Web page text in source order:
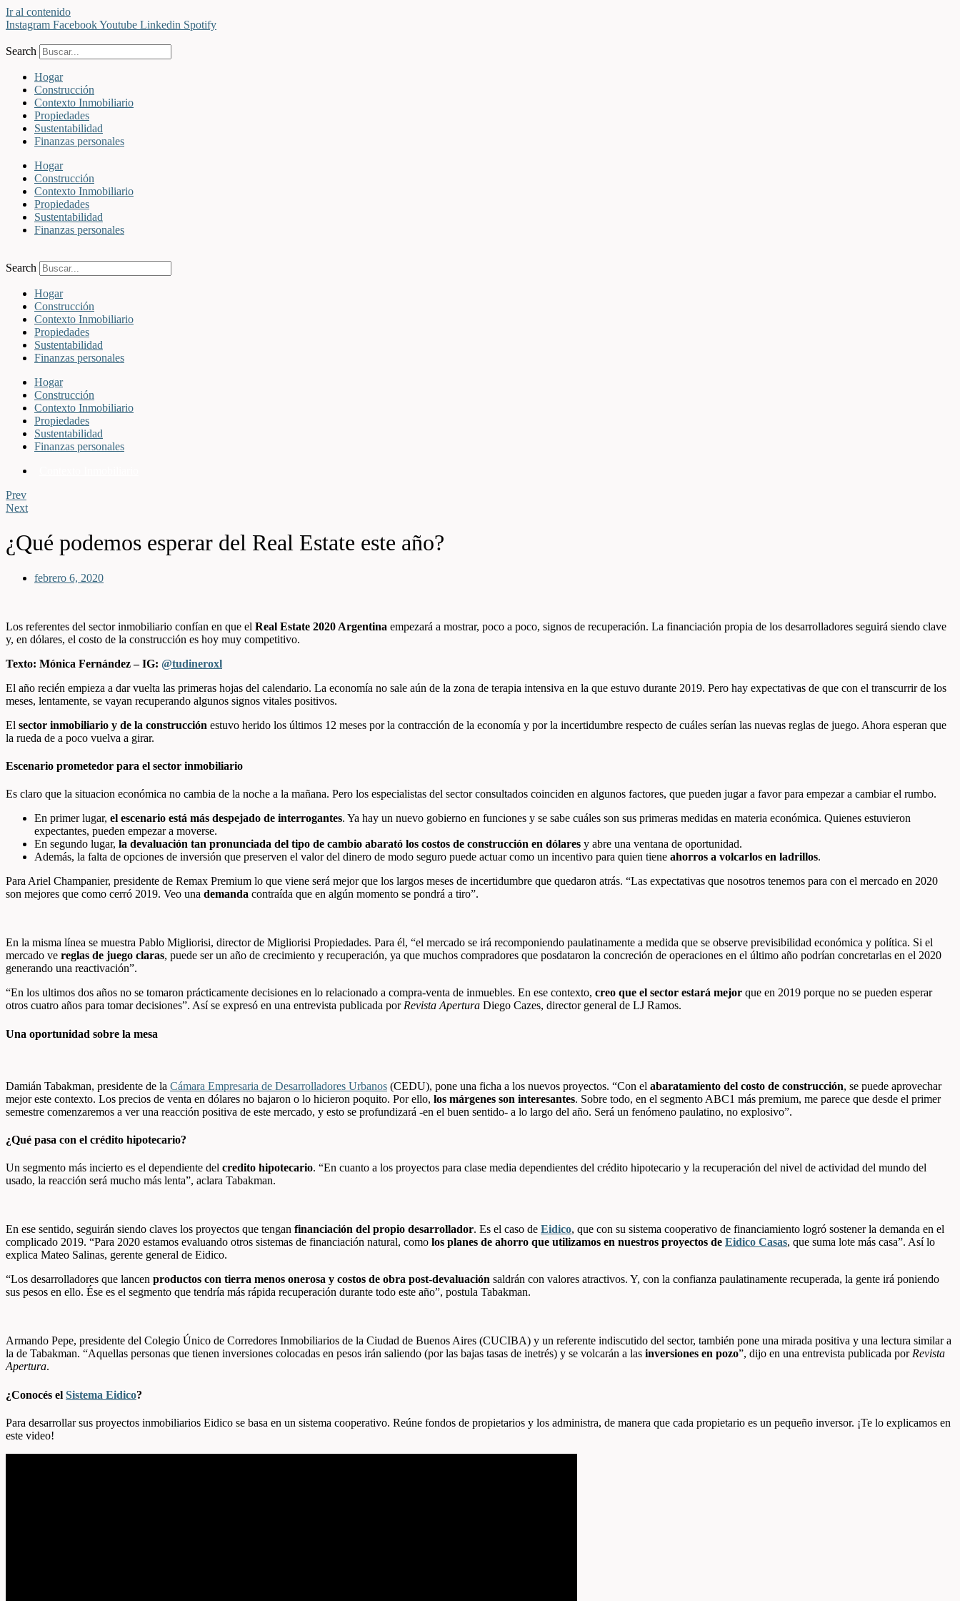
Ir al contenido
Instagram FacebookYoutube Linkedin Spotify
Search
Hogar
Construcción
Contexto Inmobiliario
Propiedades
Sustentabilidad
Finanzas personales
Hogar
Construcción
Contexto Inmobiliario
Propiedades
Sustentabilidad
Finanzas personales
Search
Hogar
Construcción
Contexto Inmobiliario
Propiedades
Sustentabilidad
Finanzas personales
Hogar
Construcción
Contexto Inmobiliario
Propiedades
Sustentabilidad
Finanzas personales
Prev
Next
¿Qué podemos esperar del Real Estate este año?
febrero 6, 2020
Los referentes del sector inmobiliario confían en que el Real Estate 2020 Argentina empezará a mostrar, poco a poco, signos de recuperación. La financiación propia de los desarrolladores seguirá siendo clave
y, en dólares, el costo de la construcción es hoy muy competitivo.
Texto: Mónica Fernández – IG: @tudineroxl
El año recién empieza a dar vuelta las primeras hojas del calendario. La economía no sale aún de la zona de terapia intensiva en la que estuvo durante 2019. Pero hay expectativas de que con el transcurrir de los
meses, lentamente, se vayan recuperando algunos signos vitales positivos.
El sector inmobiliario y de la construcción estuvo herido los últimos 12 meses por la contracción de la economía y por la incertidumbre respecto de cuáles serían las nuevas reglas de juego. Ahora esperan que
la rueda de a poco vuelva a girar.
Escenario prometedor para el sector inmobiliario
Es claro que la situacion económica no cambia de la noche a la mañana. Pero los especialistas del sector consultados coinciden en algunos factores, que pueden jugar a favor para empezar a cambiar el rumbo.
En primer lugar, el escenario está más despejado de interrogantes. Ya hay un nuevo gobierno en funciones y se sabe cuáles son sus primeras medidas en materia económica. Quienes estuvieron
expectantes, pueden empezar a moverse.
En segundo lugar, la devaluación tan pronunciada del tipo de cambio abarató los costos de construcción en dólares y abre una ventana de oportunidad.
Además, la falta de opciones de inversión que preserven el valor del dinero de modo seguro puede actuar como un incentivo para quien tiene ahorros a volcarlos en ladrillos.
Para Ariel Champanier, presidente de Remax Premium lo que viene será mejor que los largos meses de incertidumbre que quedaron atrás. “Las expectativas que nosotros tenemos para con el mercado en 2020
son mejores que como cerró 2019. Veo una demanda contraída que en algún momento se pondrá a tiro”.
En la misma línea se muestra Pablo Migliorisi, director de Migliorisi Propiedades. Para él, “el mercado se irá recomponiendo paulatinamente a medida que se observe previsibilidad económica y política. Si el
mercado ve reglas de juego claras, puede ser un año de crecimiento y recuperación, ya que muchos compradores que posdataron la concreción de operaciones en el último año podrían concretarlas en el 2020
generando una reactivación”.
“En los ultimos dos años no se tomaron prácticamente decisiones en lo relacionado a compra-venta de inmuebles. En ese contexto, creo que el sector estará mejor que en 2019 porque no se pueden esperar
otros cuatro años para tomar decisiones”. Así se expresó en una entrevista publicada porRevista Apertura Diego Cazes, director general de LJ Ramos.
Una oportunidad sobre la mesa
Damián Tabakman, presidente de la Cámara Empresaria de Desarrolladores Urbanos (CEDU), pone una ficha a los nuevos proyectos. “Con el abaratamiento del costo de construcción, se puede aprovechar
mejor este contexto. Los precios de venta en dólares no bajaron o lo hicieron poquito. Por ello, los márgenes son interesantes. Sobre todo, en el segmento ABC1 más premium, me parece que desde el primer
semestre comenzaremos a ver una reacción positiva de este mercado, y esto se profundizará -en el buen sentido- a lo largo del año. Será un fenómeno paulatino, no explosivo”.
¿Qué pasa con el crédito hipotecario?
Un segmento más incierto es el dependiente del credito hipotecario. “En cuanto a los proyectos para clase media dependientes del crédito hipotecario y la recuperación del nivel de actividad del mundo del
usado, la reacción será mucho más lenta”, aclara Tabakman.
En ese sentido, seguirán siendo claves los proyectos que tengan financiación del propio desarrollador. Es el caso de Eidico, que con su sistema cooperativo de financiamiento logró sostener la demanda en el
complicado 2019. “Para 2020 estamos evaluando otros sistemas de financiación natural, como los planes de ahorro que utilizamos en nuestros proyectos de Eidico Casas, que suma lote más casa”. Así lo
explica Mateo Salinas, gerente general de Eidico.
“Los desarrolladores que lancen productos con tierra menos onerosa y costos de obra post-devaluación saldrán con valores atractivos. Y, con la confianza paulatinamente recuperada, la gente irá poniendo
sus pesos en ello. Ése es el segmento que tendría más rápida recuperación durante todo este año”, postula Tabakman.
Armando Pepe, presidente del Colegio Único de Corredores Inmobiliarios de la Ciudad de Buenos Aires (CUCIBA) y un referente indiscutido del sector, también pone una mirada positiva y una lectura similar a
la de Tabakman. “Aquellas personas que tienen inversiones colocadas en pesos irán saliendo (por las bajas tasas de inetrés) y se volcarán a las inversiones en pozo”, dijo en una entrevista publicada porRevista
Apertura.
¿Conocés el Sistema Eidico?
Para desarrollar sus proyectos inmobiliarios Eidico se basa en un sistema cooperativo. Reúne fondos de propietarios y los administra, de manera que cada propietario es un pequeño inversor. ¡Te lo explicamos en
este video!